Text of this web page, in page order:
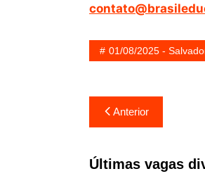
01/08/2025 -
Navegação
de
Post
Anterior
Últimas vagas